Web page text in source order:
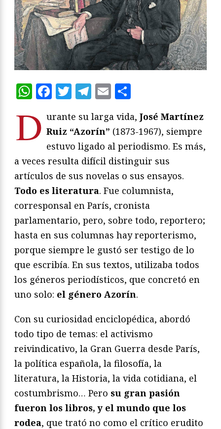
WhatsApp
Facebook
Twitter
Telegram
Email
D urante su larga vida, José Martínez
Ruiz “Azorín” (1873-1967), siempre
estuvo ligado al periodismo. Es más,
a veces resulta difícil distinguir sus
artículos de sus novelas o sus ensayos.
Todo es literatura. Fue columnista,
corresponsal en París, cronista
parlamentario, pero, sobre todo, reportero;
hasta en sus columnas hay reporterismo,
porque siempre le gustó ser testigo de lo
que escribía. En sus textos, utilizaba todos
los géneros periodísticos, que concretó en
uno solo: el género Azorín.
Con su curiosidad enciclopédica, abordó
todo tipo de temas: el activismo
reivindicativo, la Gran Guerra desde París,
la política española, la filosofía, la
literatura, la Historia, la vida cotidiana, el
costumbrismo… Pero su gran pasión
fueron los libros, y el mundo que los
rodea, que trató no como el crítico erudito